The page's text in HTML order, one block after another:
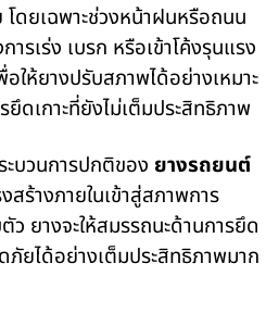
ดยเฉพาะช่วงหน้าฝนหรือถนน
รเร่ง เบรก หรือเข้าโค้งรุนแรง
ให้ยางปรับสภาพได้อย่างเหมาะ
ดเกาะที่ยังไม่เต็มประสิทธิภาพ
บวนการปกติของ ยางรถยนต์
สร้างภายในเข้าสู่สภาพการ
ยางจะให้สมรรถนะด้านการยึด
ภัยได้อย่างเต็มประสิทธิภาพมาก